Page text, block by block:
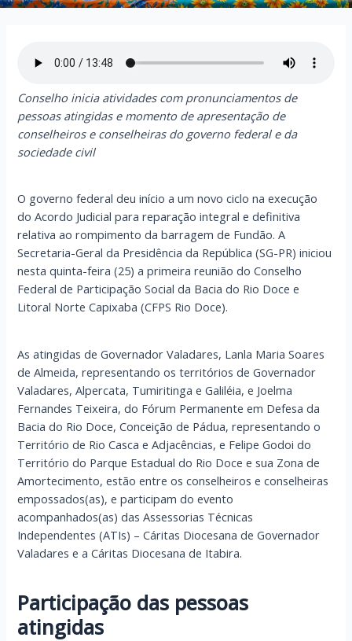
Conselho inicia atividades com pronunciamentos de
pessoas atingidas e momento de apresentação de
conselheiros e conselheiras do governo federal e da
sociedade civil
O governo federal deu início a um novo ciclo na execução
do Acordo Judicial para reparação integral e definitiva
relativa ao rompimento da barragem de Fundão. A
Secretaria-Geral da Presidência da República (SG-PR) iniciou
nesta quinta-feira (25) a primeira reunião do Conselho
Federal de Participação Social da Bacia do Rio Doce e
Litoral Norte Capixaba (CFPS Rio Doce).
As atingidas de Governador Valadares, Lanla Maria Soares
de Almeida, representando os territórios de Governador
Valadares, Alpercata, Tumiritinga e Galiléia, e Joelma
Fernandes Teixeira, do Fórum Permanente em Defesa da
Bacia do Rio Doce, Conceição de Pádua, representando o
Território de Rio Casca e Adjacências, e Felipe Godoi do
Território do Parque Estadual do Rio Doce e sua Zona de
Amortecimento, estão entre os conselheiros e conselheiras
empossados(as), e participam do evento
acompanhados(as) das Assessorias Técnicas
Independentes (ATIs) – Cáritas Diocesana de Governador
Valadares e a Cáritas Diocesana de Itabira.
Participação das pessoas
atingidas